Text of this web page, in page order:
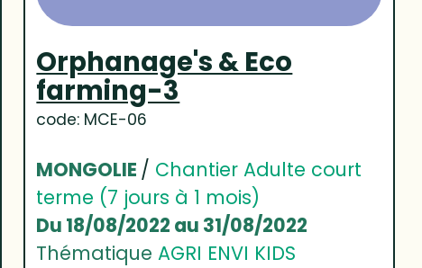
Orphanage's & Eco
farming-3
code: MCE-06
MONGOLIE / Chantier Adulte court
terme (7 jours à 1 mois)
Du 18/08/2022 au 31/08/2022
ThématiqueAGRI ENVI KIDS